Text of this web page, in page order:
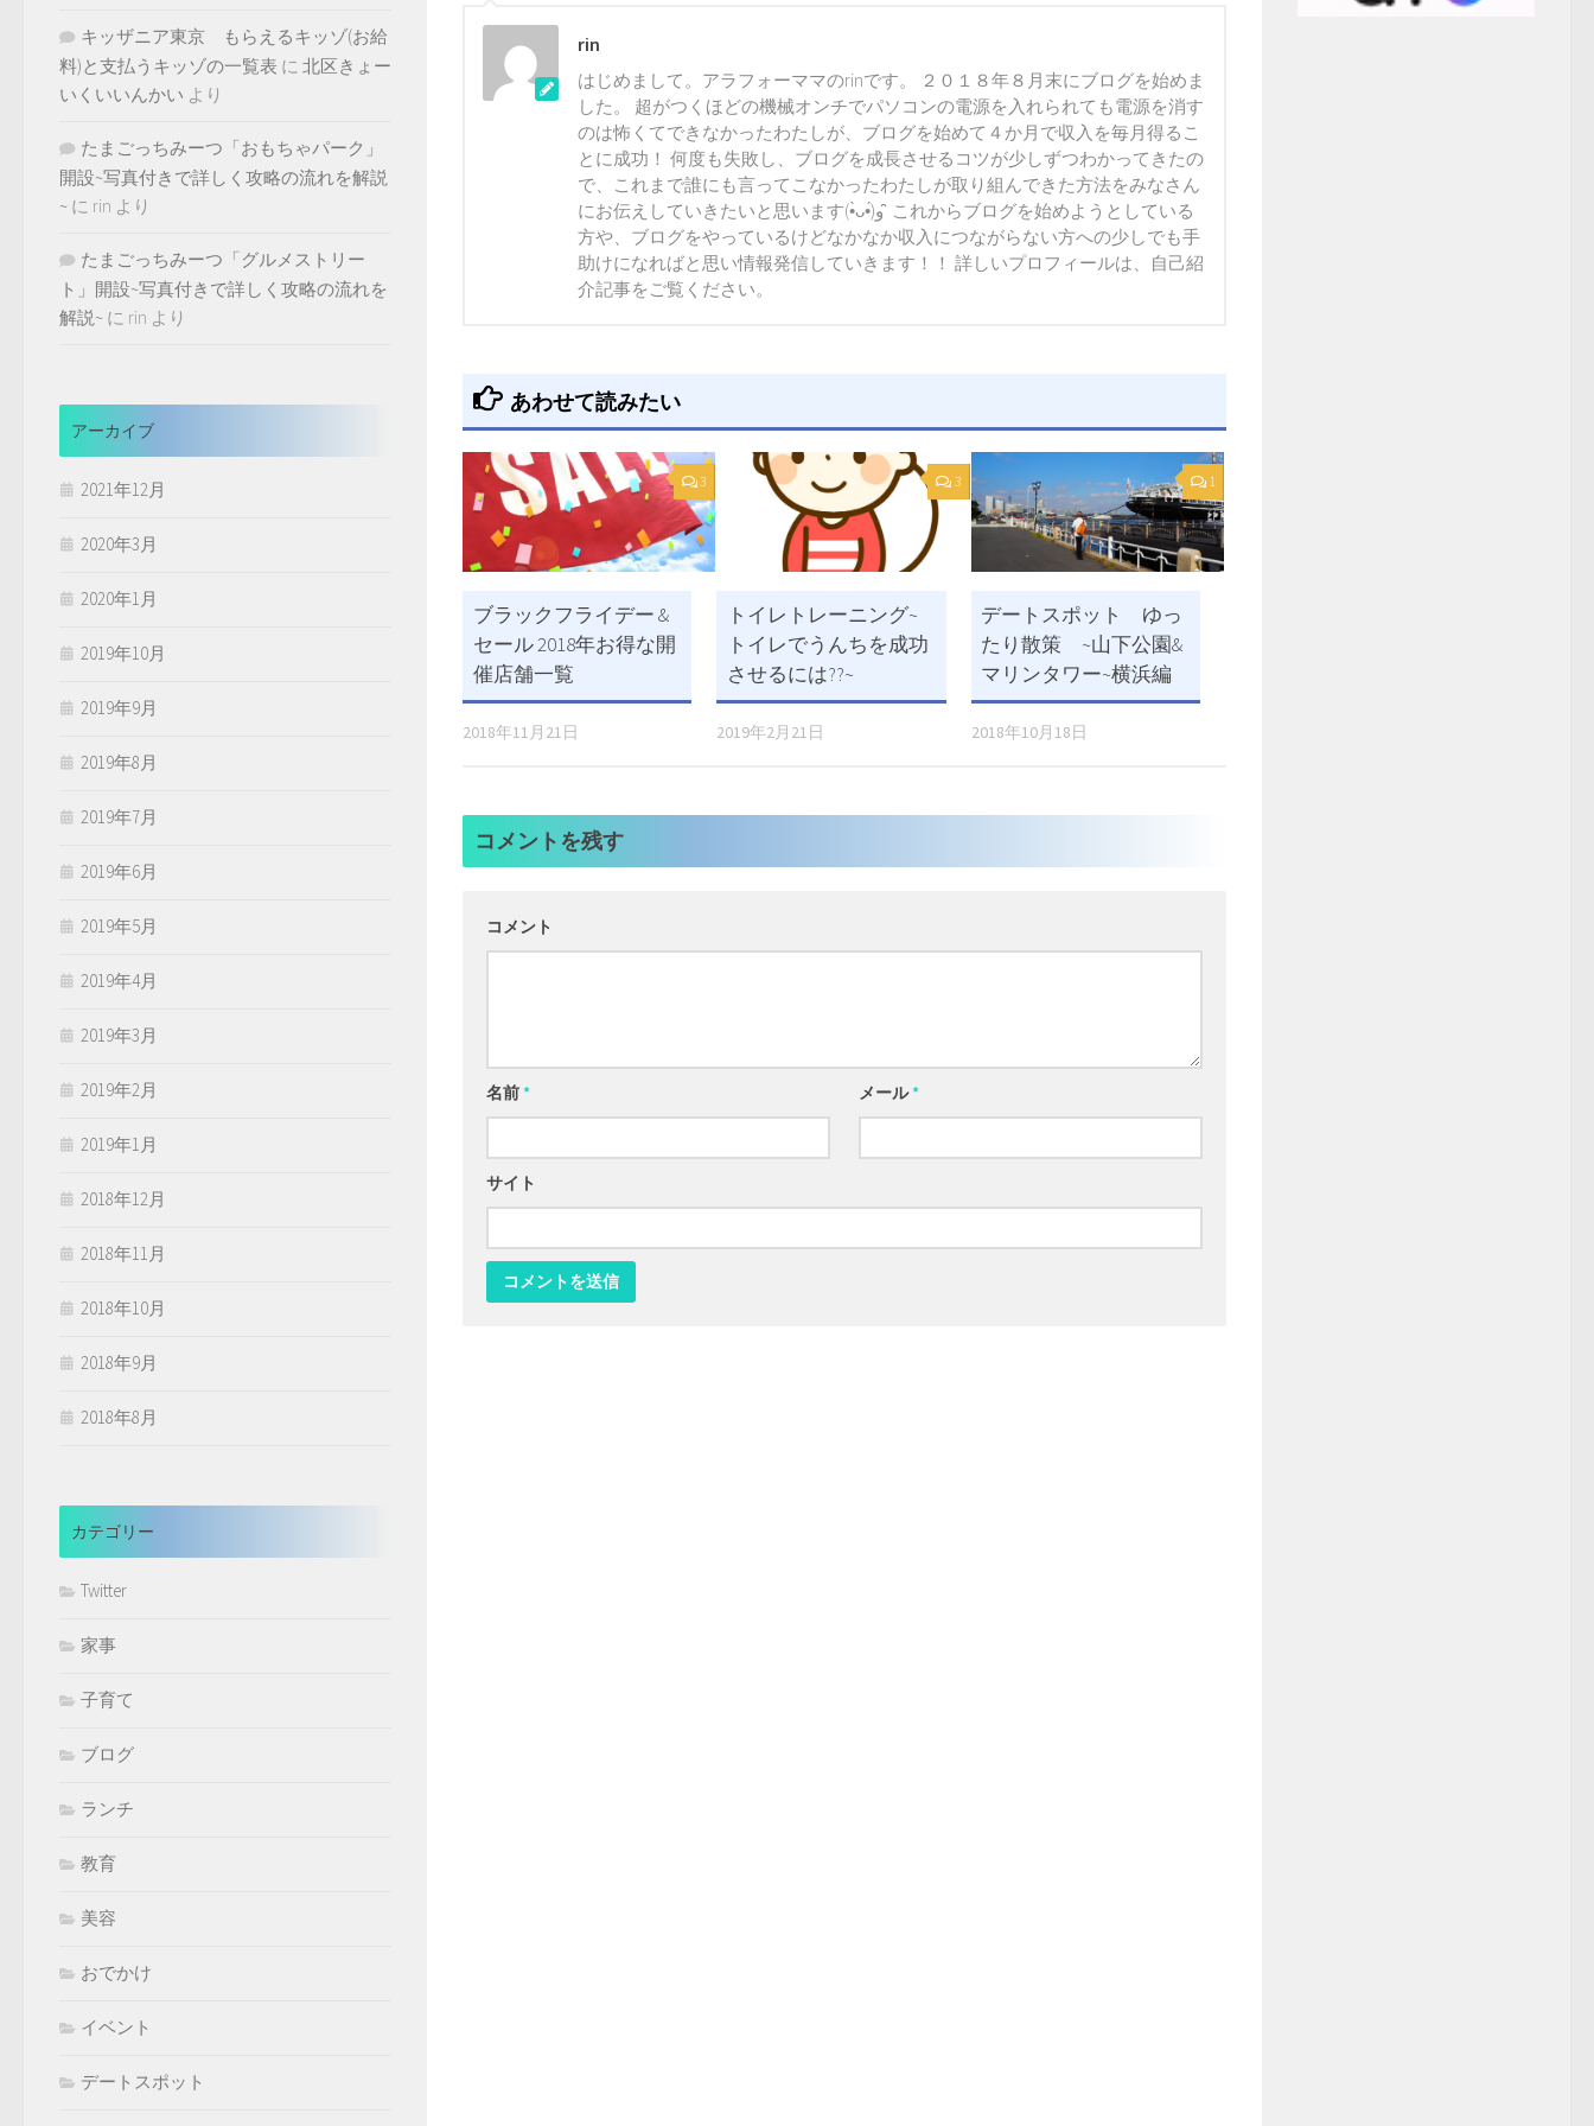
rin
はじめまして。アラフォーママのrinです。 ２０１８年８月末にブログを始めま
した。 超がつくほどの機械オンチでパソコンの電源を入れられても電源を消す
のは怖くてできなかったわたしが、ブログを始めて４か月で収入を毎月得るこ
とに成功！ 何度も失敗し、ブログを成長させるコツが少しずつわかってきたの
で、これまで誰にも言ってこなかったわたしが取り組んできた方法をみなさん
にお伝えしていきたいと思います(•̀ᴗ•́)و ̑̑ これからブログを始めようとしている
方や、ブログをやっているけどなかなか収入につながらない方への少しでも手
助けになればと思い情報発信していきます！！ 詳しいプロフィールは、自己紹
介記事をご覧ください。
あわせて読みたい
3
ブラックフライデー &
セール 2018年お得な開
催店舗一覧
2018年11月21日
3
トイレトレーニング~
トイレでうんちを成功
させるには??~
2019年2月21日
1
デートスポット ゆっ
たり散策 ~山下公園&
マリンタワー~横浜編
2018年10月18日
コメントを残す
コメント
名前* メール*
サイト
キッザニア東京 もらえるキッゾ(お給
料)と支払うキッゾの一覧表 に 北区きょー
いくいいんかい より
たまごっちみーつ「おもちゃパーク」
開設~写真付きで詳しく攻略の流れを解説
~ に rin より
たまごっちみーつ「グルメストリー
ト」開設~写真付きで詳しく攻略の流れを
解説~ に rin より
アーカイブ
2021年12月
2020年3月
2020年1月
2019年10月
2019年9月
2019年8月
2019年7月
2019年6月
2019年5月
2019年4月
2019年3月
2019年2月
2019年1月
2018年12月
2018年11月
2018年10月
2018年9月
2018年8月
カテゴリー
Twitter
家事
子育て
ブログ
ランチ
教育
美容
おでかけ
イベント
デートスポット